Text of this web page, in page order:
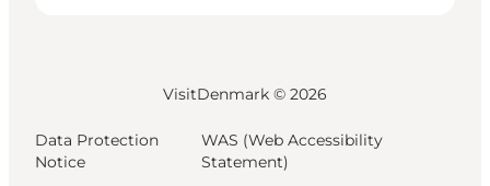
VisitDenmark © 2026
Data Protection
Notice
WAS (Web Accessibility
Statement)